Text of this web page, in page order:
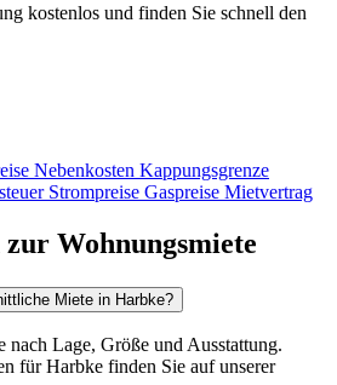
kostenlos und finden Sie schnell den
Nebenkosten Kappungsgrenze
Strompreise Gaspreise Mietvertrag
Wohnungsmiete
Miete in Harbke?
nach Lage, Größe und Ausstattung.
für Harbke finden Sie auf unserer